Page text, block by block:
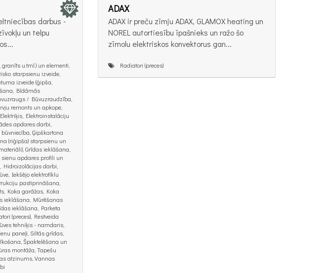
darbus -
un telpu
u.tml.) un elementi,
starpsienu izveide,
izveide (ģipša,
Bīdāmās
/ Būvuzraudzība,
remonts un apkope,
Elektroinstalāciju
apdares darbi,
Ģipškartona
(riģipša) starpsienu un
Grīdas ieklāšana,
sienu apdares profili un
Hidroizolācijas darbi,
Iekšējo elektrotīklu
pastiprināšana,
Koka garāžas, Koka
ieklāšana, Mūrēšanas
ieklāšana, Parketa
(preces), Restveida
tehniķis - namdaris,
paneļi, Siltās grīdas,
Špaktelēšana un
montāža, Tapešu
atzinums, Vannas
ADAX
ADAX ir preču zīmju ADAX, GLAMOX heating un
NOREL autortiesību īpašnieks un ražo šo
zīmolu elektriskos konvektorus gan...
Radiatori (preces)